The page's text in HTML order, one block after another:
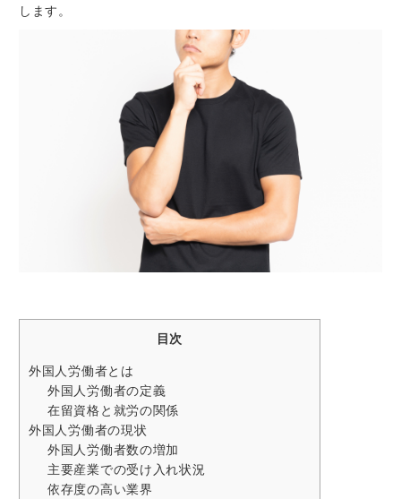
します。
目次
外国人労働者とは
外国人労働者の定義
在留資格と就労の関係
外国人労働者の現状
外国人労働者数の増加
主要産業での受け入れ状況
依存度の高い業界